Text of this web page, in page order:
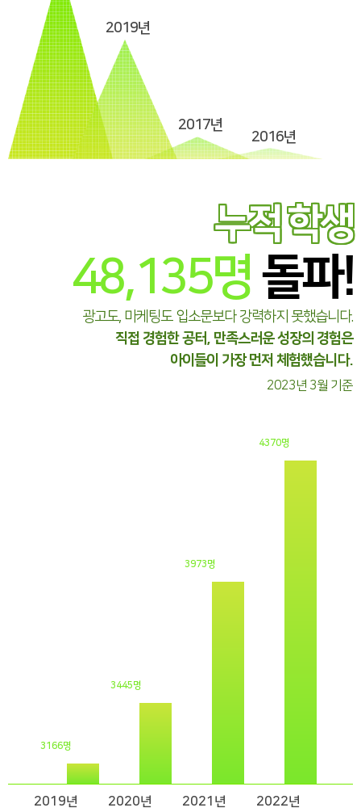
2019년
2017년
2016년
누적 학생
48,135명 돌파!
광고도, 마케팅도 입소문보다 강력하지 못했습니다.
직접 경험한 공터, 만족스러운 성장의 경험은
아이들이 가장 먼저 체험했습니다.
2023년 3월 기준
2019년
3166명
2020년
3445명
2021년
3973명
2022년
4370명